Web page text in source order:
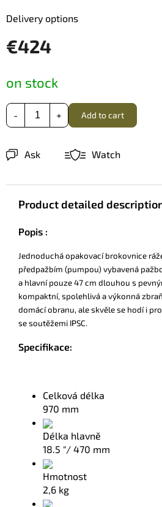
€424
price:
on stock
Delivery options
Add to cart
Ask Watch
Product detailed
Popis :
Jednoduchá opakovací brokovnice
předpažbím (pumpou) vybavená
a hlavní pouze 47 cm dlouhou s
kompaktní, spolehlivá a výkonná
domácí obranu, ale skvěle se hodí i
se soutěžemi IPSC.
Specifikace:
Celková délka
970 mm
Délka hlavně
18.5 "/ 470 mm
Hmotnost
2,6 kg